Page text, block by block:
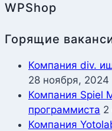
WPShop
Горящие
Компания div.
28 ноября, 2024
Компания Spiel
программиста 2
Компания